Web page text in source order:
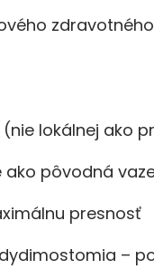
(nie lokálnej ako
ako pôvodná
presnosť
–